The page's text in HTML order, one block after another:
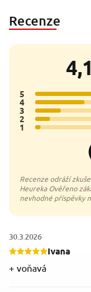
Recenze
4,1
5 18x
4 10x
3 5x
2 3x
1 1x
Ivana
30.3.2026
+ voňavá